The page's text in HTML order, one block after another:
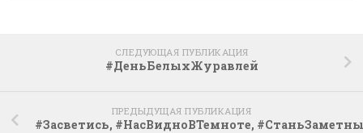
СЛЕДУЮЩАЯ ПУБЛИКАЦИЯ
#ДеньБелыхЖуравлей
ПРЕДЫДУЩАЯ ПУБЛИКАЦИЯ
#Засветись, #НасВидноВТемноте,